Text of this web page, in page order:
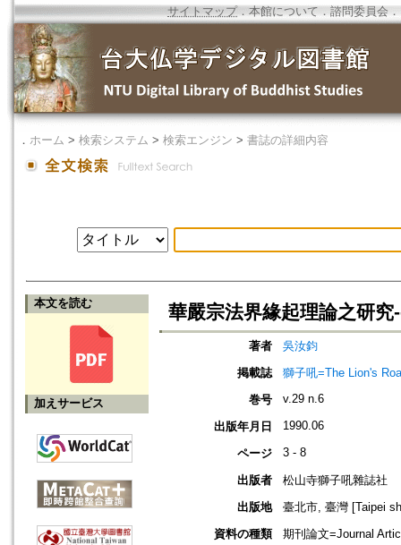
サイトマップ．本館について ． 諮問委員会 ．
． ホーム > 検索システム > 検索エンジン > 書誌の詳細内容
本文を読む
加えサービス
華嚴宗法界緣起理論之研
著者
吳汝鈞
掲載誌
獅子吼=The Lion's
巻号
v.29 n.6
出版年月日 1990.06
ページ 3 - 8
出版者
松山寺獅子吼雜誌社
出版地
臺北市, 臺灣 [Taipei
資料の種類
期刊論文=Journal